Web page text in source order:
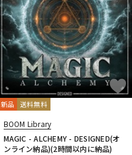
新品 送料無料
BOOM Library
MAGIC - ALCHEMY - DESIGNED(オ
ンライン納品)(2時間以内に納品)